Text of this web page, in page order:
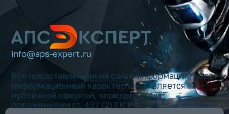
info@aps-expert.ru
Вся представленная на сайте информация, носит
информационный характер и не является
публичной офертой, определяемой
положениями ст. 437 (2) ГК РФ. Опубликованная